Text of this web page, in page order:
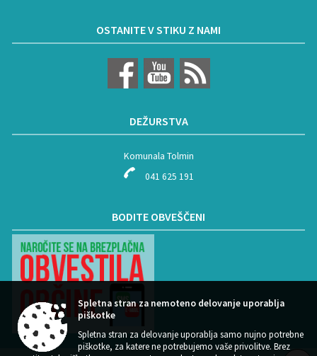
OSTANITE V STIKU Z NAMI
DEŽURSTVA
Komunala Tolmin
041 625 191
BODITE OBVEŠČENI
Spletna stran za nemoteno delovanje uporablja
piškotke
Spletna stran za delovanje uporablja samo nujno potrebne
piškotke, za katere ne potrebujemo vaše privolitve. Brez